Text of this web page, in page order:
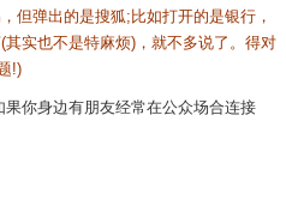
弹出的是搜狐;比如打开的是银行，
实也不是特麻烦)，就不多说了。得对
!)
你身边有朋友经常在公众场合连接